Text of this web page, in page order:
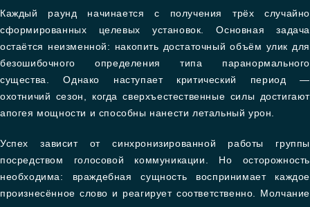
Каждый раунд начинается с получения трёх случайно
сформированных целевых установок. Основная задача
остаётся неизменной: накопить достаточный объём улик для
безошибочного определения типа паранормального
существа. Однако наступает критический период —
охотничий сезон, когда сверхъестественные силы достигают
апогея мощности и способны нанести летальный урон.
Успех зависит от синхронизированной работы группы
посредством голосовой коммуникации. Но осторожность
необходима: враждебная сущность воспринимает каждое
произнесённое слово и реагирует соответственно. Молчание